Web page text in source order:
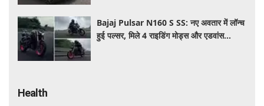
Bajaj Pulsar N160 S SS: नए अवतार में लॉन्च
हुई पल्सर, मिले 4 राइडिंग मोड्स और एडवांस
Health